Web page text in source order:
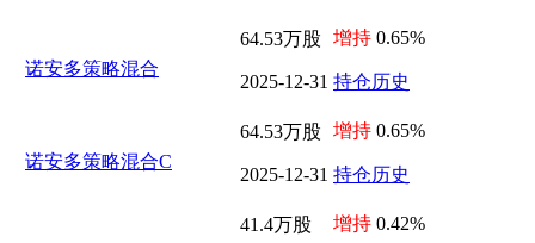
诺安多策略混合
64.53万股
2025-12-31
增持 0.65%
持仓历史
诺安多策略混合C
64.53万股
2025-12-31
增持 0.65%
持仓历史
41.4万股 增持 0.42%